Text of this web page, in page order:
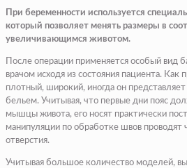
При беременности используется
который позволяет менять размеры в
увеличивающимся животом.
После операции применяется особый вид
врачом исходя из состояния пациента. Как
плотный, широкий, иногда он
бельем. Учитывая, что первые дни пояс
мышцы живота, его носят практически
манипуляции по обработке швов проводят
отверстия.
Учитывая большое количество моделей,